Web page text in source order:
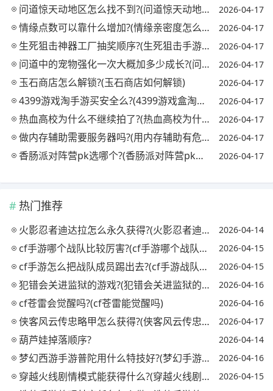
问道惊天动地区怎么找不到?(问道惊天动地区在哪?) 2026-04-17
情缘点数可以靠什么增加?(情缘亲密度怎么刷) 2026-04-17
生死狙击神器工厂抽奖顺序?(生死狙击手游神器工厂抽奖顺序) 2026-04-17
问道中的宠物强化一次大概加多少成长?(问道宠物强化上限图表) 2026-04-17
玉石商店怎么解锁?(玉石商店如何解锁) 2026-04-17
4399游戏淘手游买安全么?(4399游戏盒淘号有用吗) 2026-04-17
热血高校为什么不继续拍了?(热血高校为什么不拍电视剧) 2026-04-17
做内存辅助需要服务器吗?(用内存辅助有危险吗) 2026-04-17
香肠派对阵营pk选哪个?(香肠派对阵营pk选哪个英雄) 2026-04-17
热门推荐
火影忍者迪达拉怎么永久获得?(火影忍者迪达拉怎么获取) 2026-04-14
cf手游哪个战队比较厉害?(cf手游哪个战队最强) 2026-04-15
cf手游怎么把战队成员踢出去?(cf手游战队怎么踢人) 2026-04-15
犯错会关进监狱的游戏?(犯错会关进监狱的游戏吗) 2026-04-16
cf苍雷会觉醒吗?(cf苍雷能觉醒吗) 2026-04-16
侠客风云传忠略甲怎么获得?(侠客风云传忠略甲对自己) 2026-04-17
葫芦娃掉落顺序? 2026-04-14
梦幻西游手游普陀用什么特技好?(梦幻手游普陀必备特技) 2026-04-16
穿越火线剧情模式能获得什么?(穿越火线剧情模式怎么过) 2026-04-15